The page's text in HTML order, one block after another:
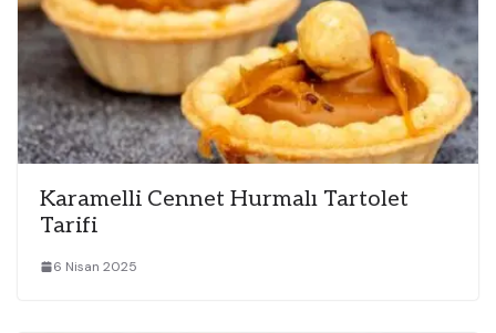
Karamelli Cennet Hurmalı Tartolet
Tarifi
6 Nisan 2025